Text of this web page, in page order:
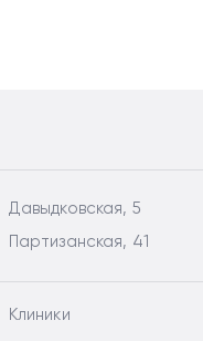
Давыдковская, 5
Партизанская, 41
Клиники